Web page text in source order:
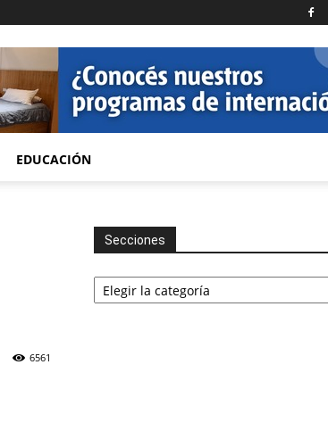
EDUCACIÓN
6561
Secciones
Secciones